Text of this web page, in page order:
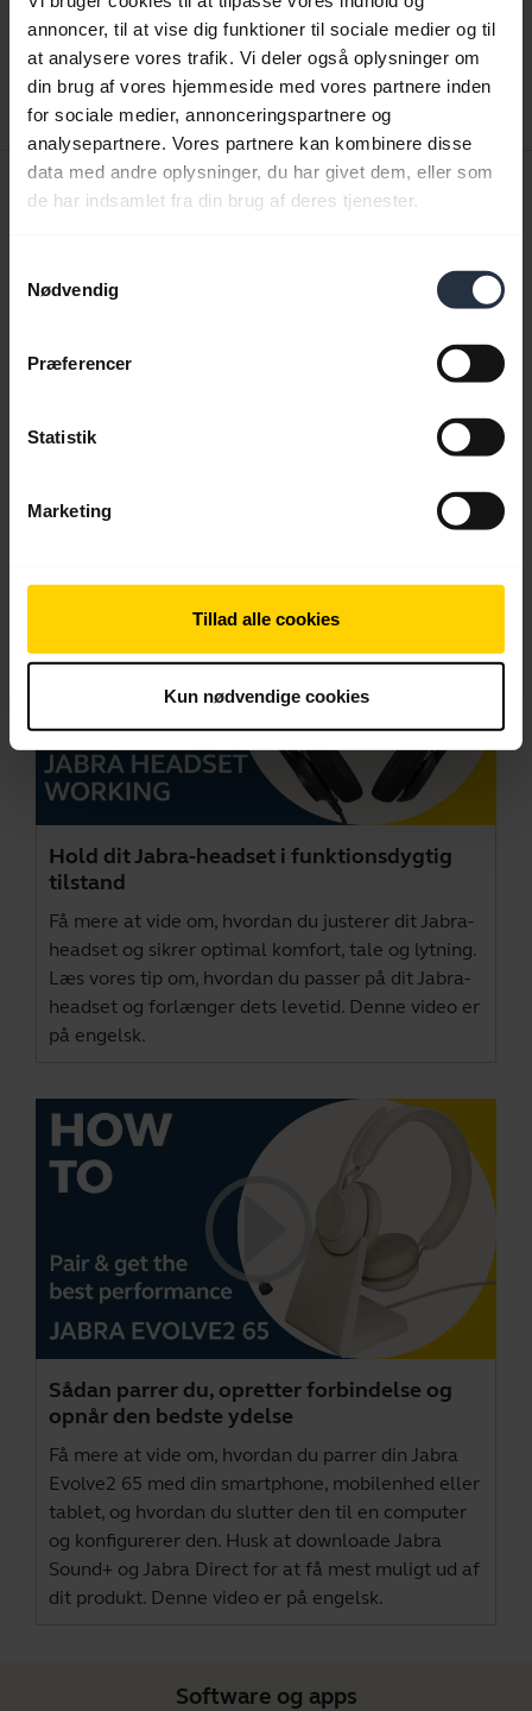
annoncer, til at vise dig funktioner til sociale medier og til
at analysere vores trafik. Vi deler også oplysninger om
din brug af vores hjemmeside med vores partnere inden
for sociale medier, annonceringspartnere og
analysepartnere. Vores partnere kan kombinere disse
data med andre oplysninger, du har givet dem, eller som
de har indsamlet fra din brug af deres tjenester.
Nødvendig
Præferencer
Statistik
Marketing
Tillad alle cookies
Kun nødvendige cookies
Dansk expand_more
Download
3.21 MB - pdf
Quick start-vejledning
Hold dit Jabra-headset i funktionsdygtig
tilstand
Få mere at vide om, hvordan du justerer dit Jabra-
headset og sikrer optimal komfort, tale og lytning.
Læs vores tip om, hvordan du passer på dit Jabra-
headset og forlænger dets levetid. Denne video er
på engelsk.
Sådan parrer du, opretter forbindelse og
opnår den bedste ydelse
Få mere at vide om, hvordan du parrer din Jabra
Evolve2 65 med din smartphone, mobilenhed eller
tablet, og hvordan du slutter den til en computer
og konfigurerer den. Husk at downloade Jabra
Sound+ og Jabra Direct for at få mest muligt ud af
dit produkt. Denne video er på engelsk.
Software og apps